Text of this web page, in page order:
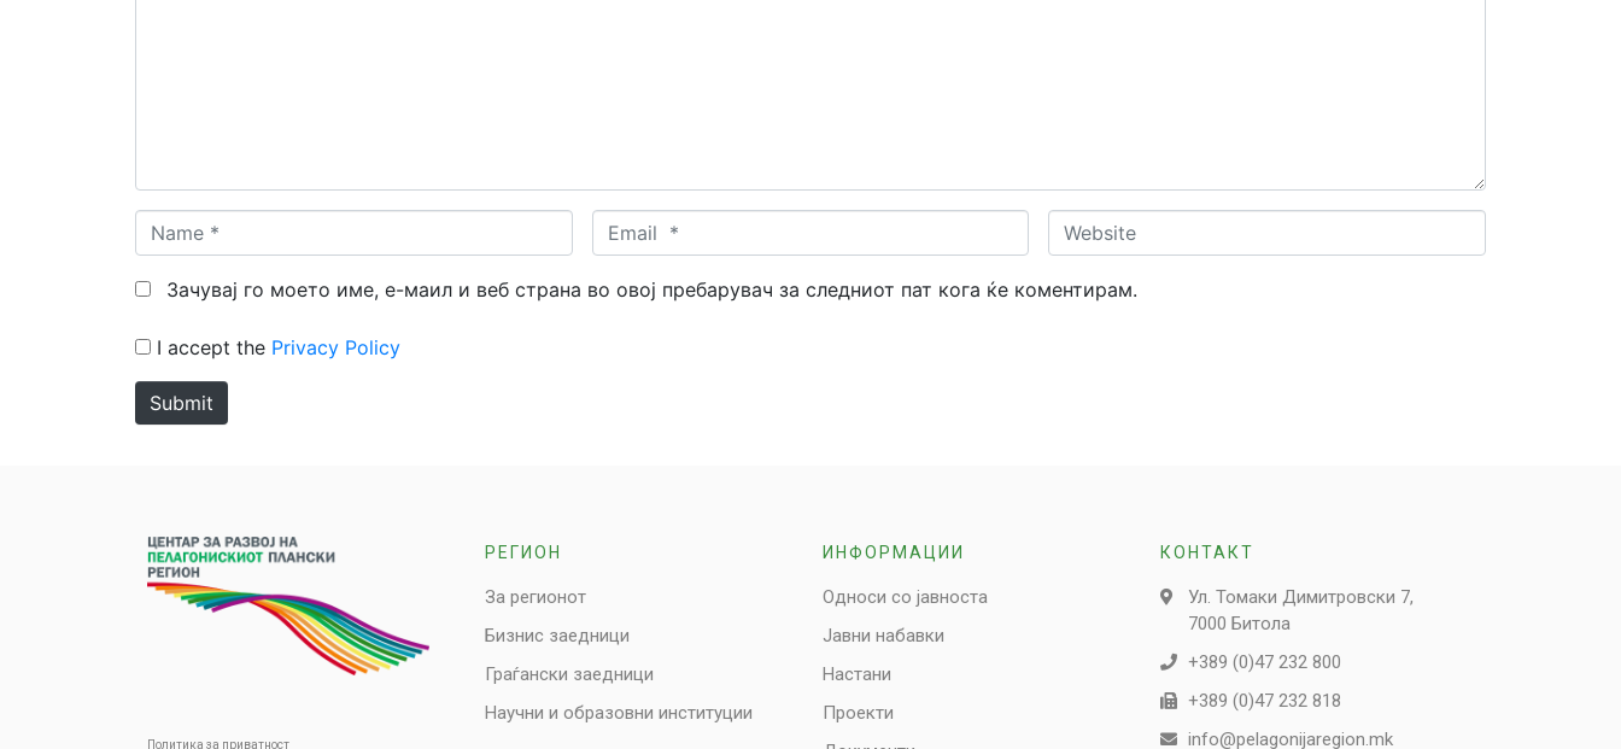
Name
*
Email
*
Website
Зачувај го моето име, е-маил и веб страна во овој пребарувач за следниот пат кога ќе коментирам.
I accept the Privacy Policy
Submit
Политика за приватност
РЕГИОН
За регионот
Бизнис заедници
Граѓански заедници
Научни и образовни институции
ИНФОРМАЦИИ
Односи со јавноста
Јавни набавки
Настани
Проекти
КОНТАКТ
Ул. Томаки Димитровски 7,
7000 Битола
+389 (0)47 232 800
+389 (0)47 232 818
info@pelagonijaregion.mk